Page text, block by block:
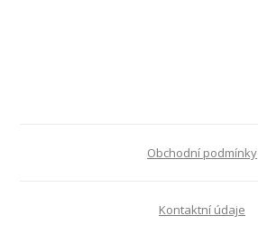
Obchodní podmínky
Kontaktní údaje